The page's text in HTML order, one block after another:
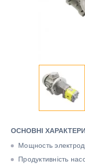
ОСНОВНІ
Мощность
Продуктивність